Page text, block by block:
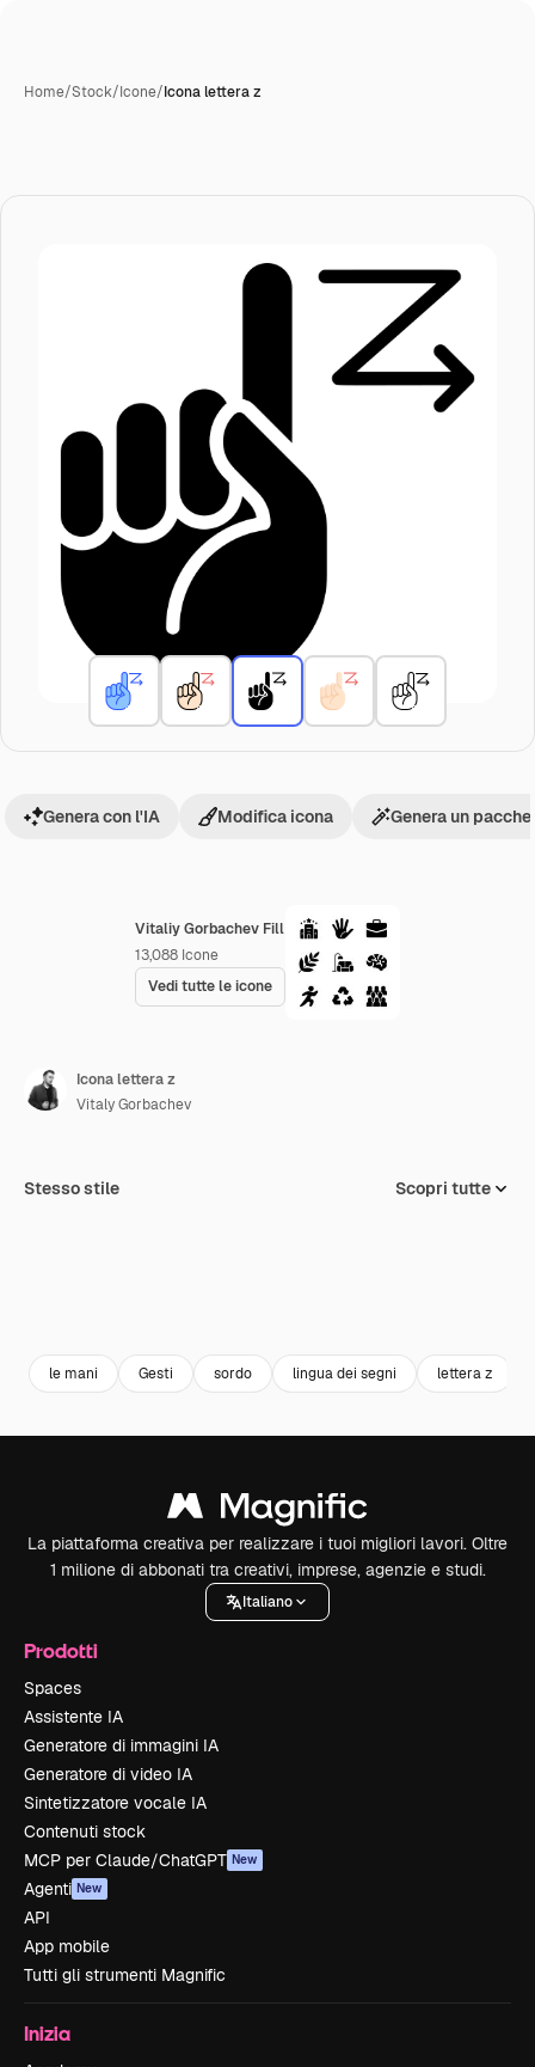
Home/Stock/Icone/Icona lettera z
Vitaliy Gorbachev Fill
13,088 Icone
Vedi tutte le icone
Genera con l'IA Modifica icona Genera un
Icona lettera z
Vitaly Gorbachev
Stesso stile Scopri tutte
le mani Gesti sordo lingua dei segni lettera z
La piattaforma creativa per realizzare i tuoi migliori lavori. Oltre
1 milione di abbonati tra creativi, imprese, agenzie e studi.
Italiano
Prodotti
Spaces
Assistente IA
Generatore di immagini IA
Generatore di video IA
Sintetizzatore vocale IA
Contenuti stock
MCP per Claude/ChatGPT New
Agenti New
API
App mobile
Tutti gli strumenti Magnific
Inizia